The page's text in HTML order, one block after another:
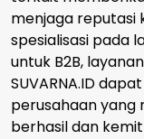
menjaga reputasi
spesialisasi pada
untuk B2B,
SUVARNA.ID
perusahaan yang
berhasil dan